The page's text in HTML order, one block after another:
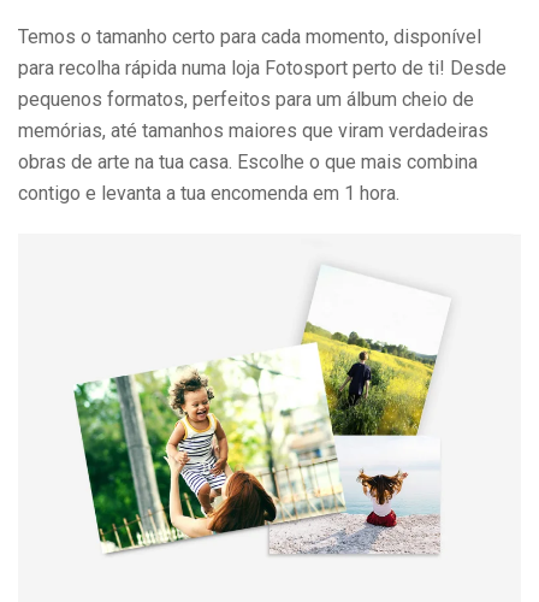
Temos o tamanho certo para cada momento, disponível
para recolha rápida numa loja Fotosport perto de ti! Desde
pequenos formatos, perfeitos para um álbum cheio de
memórias, até tamanhos maiores que viram verdadeiras
obras de arte na tua casa. Escolhe o que mais combina
contigo e levanta a tua encomenda em 1 hora.